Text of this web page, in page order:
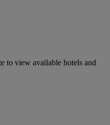
to view available hotels and